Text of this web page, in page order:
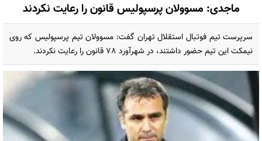
ماجدی: مسوولان پرسپولیس قانون را رعایت نکردند
سرپرست تیم فوتبال استقلال تهران گفت: مسوولان تیم پرسپولیس که روی
نیمکت این تیم حضور داشتند، در شهرآورد 78 قانون را رعایت نکردند.